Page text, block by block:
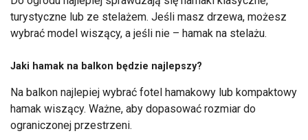
turystyczne lub ze stelażem. Jeśli masz drzewa, możesz
wybrać model wiszący, a jeśli nie – hamak na stelażu.
Jaki hamak na balkon będzie najlepszy?
Na balkon najlepiej wybrać fotel hamakowy lub kompaktowy
hamak wiszący. Ważne, aby dopasować rozmiar do
ograniczonej przestrzeni.